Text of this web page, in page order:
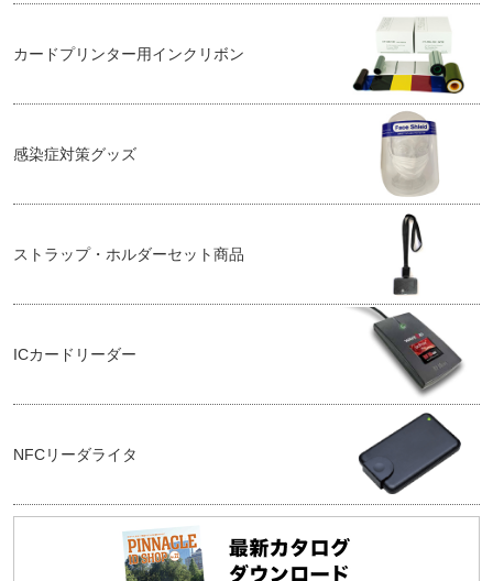
カードプリンター用インクリボン
感染症対策グッズ
ストラップ・ホルダーセット商品
ICカードリーダー
NFCリーダライタ